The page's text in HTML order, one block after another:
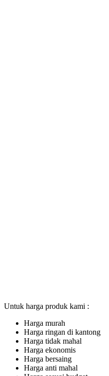
Untuk harga produk kami :
Harga murah
Harga ringan di kantong
Harga tidak mahal
Harga ekonomis
Harga bersaing
Harga anti mahal